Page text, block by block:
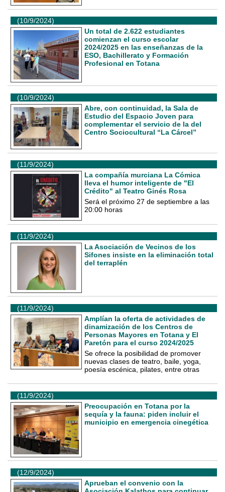
(10/9/2024)
Un total de 2.622 estudiantes
comienzan el curso escolar
2024/2025 en las enseñanzas de la
ESO, Bachillerato y Formación
Profesional en Totana
(10/9/2024)
Abre, con continuidad, la Sala de
Estudio del Espacio Joven para
complementar el servicio de la del
Centro Sociocultural “La Cárcel”
(11/9/2024)
La compañía murciana La Cómica
lleva el humor inteligente de "El
Crédito" al Teatro Ginés Rosa
Será el próximo 27 de septiembre a las
20:00 horas
(11/9/2024)
La Asociación de Vecinos de los
Sifones insiste en la eliminación total
del terraplén
(11/9/2024)
Amplían la oferta de actividades de
dinamización de los Centros de
Personas Mayores en Totana y El
Paretón para el curso 2024/2025
Se ofrece la posibilidad de promover
nuevas clases de teatro, baile, yoga,
poesía escénica, pilates, entre otras
(11/9/2024)
Preocupación en Totana por la
sequía y la fauna: piden incluir el
municipio en emergencia cinegética
(12/9/2024)
Aprueban el convenio con la